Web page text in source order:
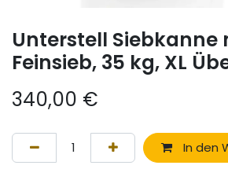
Unterstell Siebkanne
Feinsieb, 35 kg, XL
340,00 €
In den